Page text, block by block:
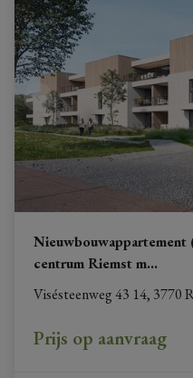
Nieuwbouwappartement
centrum Riemst m...
Visésteenweg 43 14, 3770
Prijs op aanvraag